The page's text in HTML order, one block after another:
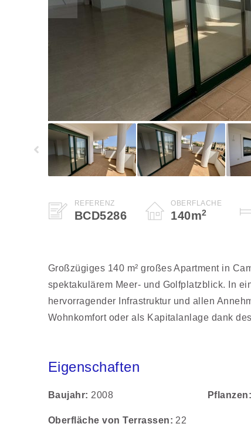
REFERENZ
BCD5286
OBERFLÄCHE
140m2
Großzügiges 140 m² großes Apartment in
spektakulärem Meer- und Golfplatzblick. In
hervorragender Infrastruktur und allen
Wohnkomfort oder als Kapitalanlage dank
Eigenschaften
Baujahr 2008 Pflanzen
Oberfläche von Terrassen 22